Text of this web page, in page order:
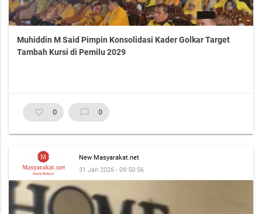
Muhiddin M Said Pimpin Konsolidasi Kader Golkar Target
Tambah Kursi di Pemilu 2029
favorite_border 0 chat_bubble_outline 0
New Masyarakat.net
31 Jan 2026 - 09:50:56